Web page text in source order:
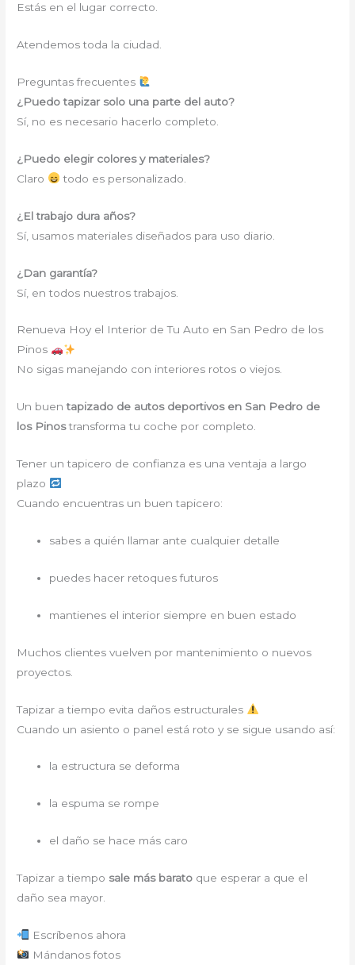
Estás en el lugar correcto.
Atendemos toda la ciudad.
Preguntas frecuentes
¿Puedo tapizar solo una parte del auto?
Sí, no es necesario hacerlo completo.
¿Puedo elegir colores y materiales?
Claro
todo es personalizado.
¿El trabajo dura años?
Sí, usamos materiales diseñados para uso diario.
¿Dan garantía?
Sí, en todos nuestros trabajos.
Renueva Hoy el Interior de Tu Auto en San Pedro de los
Pinos
No sigas manejando con interiores rotos o viejos.
Un buentapizado de autos deportivos en San Pedro de
los Pinostransforma tu coche por completo.
Tener un tapicero de confianza es una ventaja a largo
plazo
Cuando encuentras un buen tapicero:
sabes a quién llamar ante cualquier detalle
puedes hacer retoques futuros
mantienes el interior siempre en buen estado
Muchos clientes vuelven por mantenimiento o nuevos
proyectos.
Tapizar a tiempo evita daños estructurales
Cuando un asiento o panel está roto y se sigue usando así:
la estructura se deforma
la espuma se rompe
el daño se hace más caro
Tapizar a tiempo sale más barato que esperar a que el
daño sea mayor.
Escríbenos ahora
Mándanos fotos